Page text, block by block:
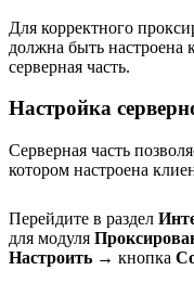
Для корректного
должна быть настроена
серверная часть.
Настройка
Серверная часть
котором настроена
Перейдите в раздел
для модуля
Настроить → кнопка